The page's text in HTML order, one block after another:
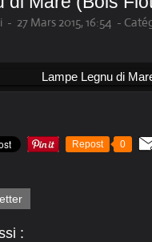
- 27 Mars 2015, 16:54 -
Repost 0
: